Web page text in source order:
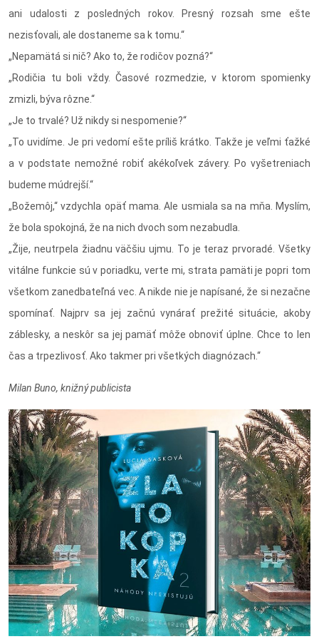
ani udalosti z posledných rokov. Presný rozsah sme ešte
nezisťovali, ale dostaneme sa k tomu.“
„Nepamätá si nič? Ako to, že rodičov pozná?“
„Rodičia tu boli vždy. Časové rozmedzie, v ktorom spomienky
zmizli, býva rôzne.“
„Je to trvalé? Už nikdy si nespomenie?“
„To uvidíme. Je pri vedomí ešte príliš krátko. Takže je veľmi ťažké
a v podstate nemožné robiť akékoľvek závery. Po vyšetreniach
budeme múdrejší.“
„Božemôj,“ vzdychla opäť mama. Ale usmiala sa na mňa. Myslím,
že bola spokojná, že na nich dvoch som nezabudla.
„Žije, neutrpela žiadnu väčšiu ujmu. To je teraz prvoradé. Všetky
vitálne funkcie sú v poriadku, verte mi, strata pamäti je popri tom
všetkom zanedbateľná vec. A nikde nie je napísané, že si nezačne
spomínať. Najprv sa jej začnú vynárať prežité situácie, akoby
záblesky, a neskôr sa jej pamäť môže obnoviť úplne. Chce to len
čas a trpezlivosť. Ako takmer pri všetkých diagnózach.“
Milan Buno, knižný publicista